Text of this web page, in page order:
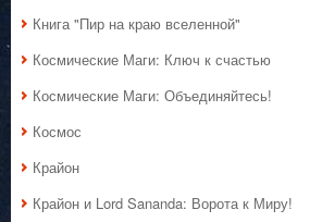
Книга "Пир на краю вселенной"
Космические Маги: Ключ к счастью
Космические Маги: Объединяйтесь!
Космос
Крайон
Крайон и Lord Sananda: Ворота к Миру!